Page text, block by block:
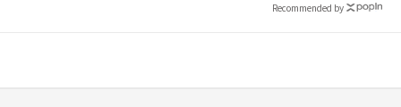
Recommended by